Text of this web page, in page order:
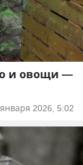
и овощи —
2026, 5:02